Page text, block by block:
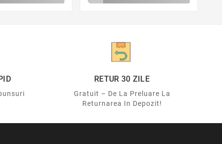
RETUR 30 ZILE
Gratuit – De La Preluare La
Returnarea In Depozit!